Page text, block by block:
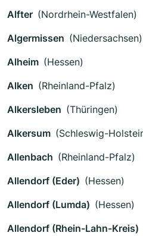
Alfter (Nordrhein-Westfalen)
Algermissen (Niedersachsen)
Alheim (Hessen)
Alken (Rheinland-Pfalz)
Alkersleben (Thüringen)
Alkersum (Schleswig-
Allenbach (Rheinland-Pfalz)
Allendorf (Eder) (Hessen)
Allendorf (Lumda) (Hessen)
Allendorf (Rhein-Lahn-Kreis)